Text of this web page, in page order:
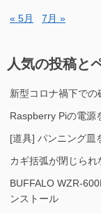
« 5月 7月 »
人気の投稿と
新型コロナ禍下で
Raspberry Piの電源
[道具] パンニング皿
カギ括弧が閉じら
BUFFALO WZR-
ンストール